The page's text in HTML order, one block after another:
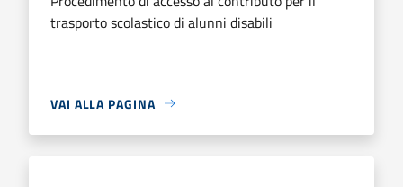
trasporto scolastico di alunni disabili
VAI ALLA PAGINA